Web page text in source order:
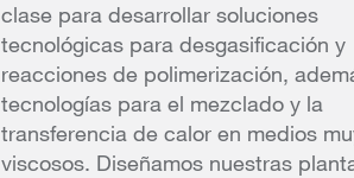
clase para desarrollar soluciones
tecnológicas para desgasificación y
reacciones de polimerización,
tecnologías para el mezclado y la
transferencia de calor en medios
viscosos. Diseñamos nuestras